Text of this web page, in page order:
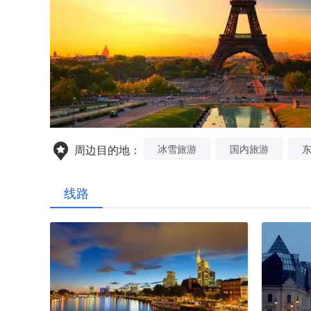
周边目的地： 冰雪旅游 国内旅游
线路